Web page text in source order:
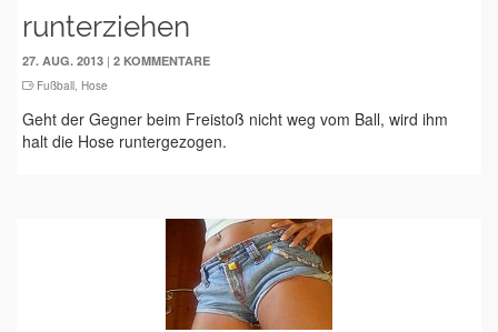
runterziehen
27. AUG. 2013 | 2 KOMMENTARE
Fußball, Hose
Geht der Gegner beim Freistoß nicht weg vom Ball, wird ihm
halt die Hose runtergezogen.